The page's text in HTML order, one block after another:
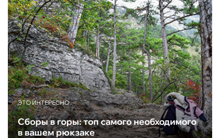
ЭТО ИНТЕРЕСНО
Сборы в горы: топ самого необходимого
в вашем рюкзаке